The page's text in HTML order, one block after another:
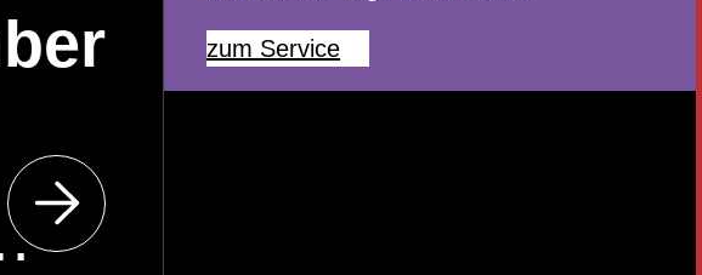
zum Service